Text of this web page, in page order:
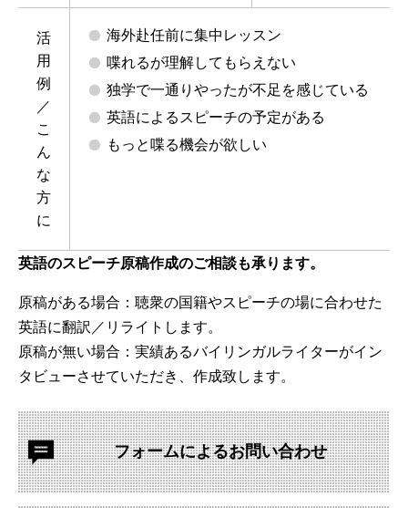
活
用
例
／
こ
ん
な
方
に
海外赴任前に集中レッスン
喋れるが理解してもらえない
独学で一通りやったが不足を感じている
英語によるスピーチの予定がある
もっと喋る機会が欲しい
英語のスピーチ原稿作成のご相談も承ります。
原稿がある場合：聴衆の国籍やスピーチの場に合わせた
英語に翻訳／リライトします。
原稿が無い場合：実績あるバイリンガルライターがイン
タビューさせていただき、作成致します。
フォームによるお問い合わせ